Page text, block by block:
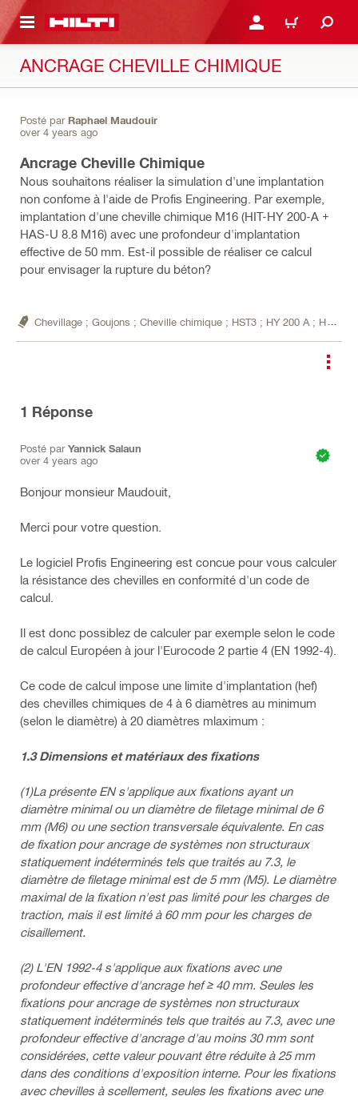
SE CONNECTER OU
PANIER
ANCRAGE CHEVILLE CHIMIQUE
Posté par Raphael Maudouir
over 4 years ago
Ancrage Cheville Chimique
Nous souhaitons réaliser la simulation d'une implantation
non confome à l'aide de Profis Engineering. Par exemple,
implantation d'une cheville chimique M16 (HIT-HY 200-A +
HAS-U 8.8 M16) avec une profondeur d'implantation
effective de 50 mm. Est-il possible de réaliser ce calcul
pour envisager la rupture du béton?
Chevillage ; Goujons ; Cheville chimique ; HST3 ; HY 200 A ; HDA,
1 Réponse
Posté par Yannick Salaun
over 4 years ago
Bonjour monsieur Maudouit,
Merci pour votre question.
Le logiciel Profis Engineering est concue pour vous calculer
la résistance des chevilles en conformité d'un code de
calcul.
Il est donc possiblez de calculer par exemple selon le code
de calcul Européen à jour l'Eurocode 2 partie 4 (EN 1992-4).
Ce code de calcul impose une limite d'implantation (hef)
des chevilles chimiques de 4 à 6 diamètres au minimum
(selon le diamètre) à 20 diamètres mlaximum :
1.3 Dimensions et matériaux des fixations
(1)La présente EN s'applique aux fixations ayant un
diamètre minimal ou un diamètre de filetage minimal de 6
mm (M6) ou une section transversale équivalente. En cas
de fixation pour ancrage de systèmes non structuraux
statiquement indéterminés tels que traités au 7.3, le
diamètre de filetage minimal est de 5 mm (M5). Le diamètre
maximal de la fixation n'est pas limité pour les charges de
traction, mais il est limité à 60 mm pour les charges de
cisaillement.
(2) L'EN 1992-4 s'applique aux fixations avec une
profondeur effective d'ancrage hef ≥ 40 mm. Seules les
fixations pour ancrage de systèmes non structuraux
statiquement indéterminés tels que traités au 7.3, avec une
profondeur effective d'ancrage d'au moins 30 mm sont
considérées, cette valeur pouvant être réduite à 25 mm
dans des conditions d'exposition interne. Pour les fixations
avec chevilles à scellement, seules les fixations avec une